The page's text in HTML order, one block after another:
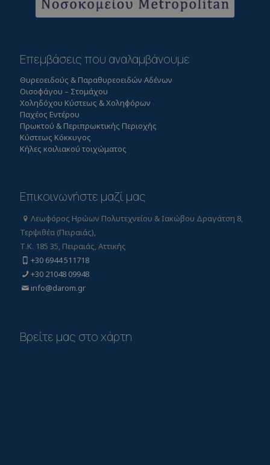
Επεμβάσεις που αναλαμβάνουμε
Θυρεοειδούς & Παραθυρεοειδών Αδένων
Οισοφάγου – Στομάχου
Χοληδόχου Κύστεως & Χοληφόρων
Παχέος Εντέρου
Πρωκτού & Περιπρωκτικής Περιοχής
Κύστεως Κόκκυγος
Κήλες κοιλιακού τοιχώματος
Επικοινωνήστε μαζί μας
Λεωφόρος Ηρώων Πολυτεχνείου & Ιακώβου Δραγάτση 8,
Τερψιθέα (Πειραιάς),
Τ.Κ. 185 35, Πειραιάς, Αττικής
+30 6944 511718
+30 21048 09948
info@darom.gr
Βρείτε μας στο χάρτη